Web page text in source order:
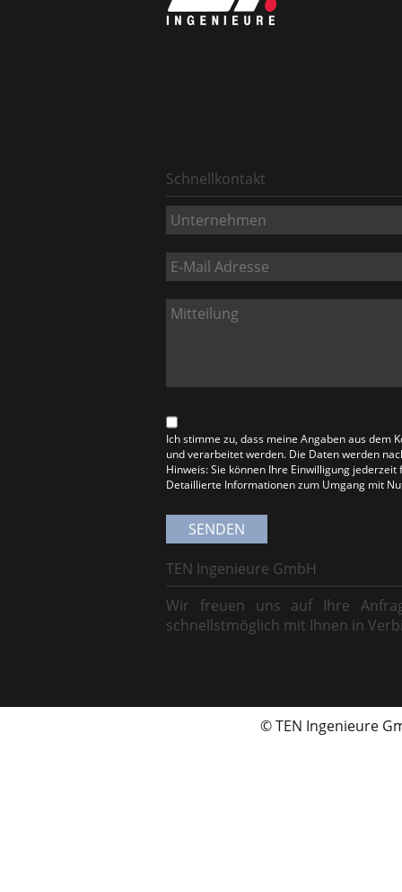
Schnellkontakt
Ich stimme zu, dass meine Angaben aus
und verarbeitet werden. Die Daten werden
Hinweis: Sie können Ihre Einwilligung
Detaillierte Informationen zum Umgang mit
TEN Ingenieure GmbH
Wir freuen uns auf Ihre
schnellstmöglich mit Ihnen in
© TEN Ingenieure